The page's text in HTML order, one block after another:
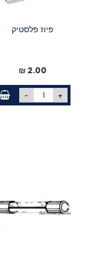
פיוז פלסטיק
2.00 ₪
- +